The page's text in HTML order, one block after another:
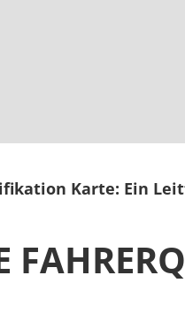
Karte: Ein